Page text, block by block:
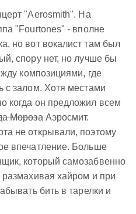
"Aerosmith". На
"Fourtones" - вполне
но вот вокалист там был
спору нет, но лучше бы
композициями, где
с залом. Хотя местами
когда он предложил всем
МорозаАэросмит.
не открывали, поэтому
впечатление. Больше
который самозабвенно
размахивая хайром и при
бить в тарелки и